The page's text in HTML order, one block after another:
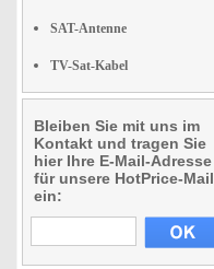
SAT-Antenne
TV-Sat-Kabel
Bleiben Sie mit uns im
Kontakt und tragen Sie
hier Ihre E-Mail-Adresse
für unsere HotPrice-Mail
ein: